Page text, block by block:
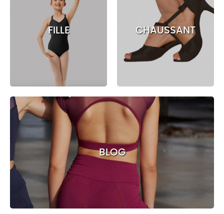
FILLE CHAUSSANT
*}
BLOG